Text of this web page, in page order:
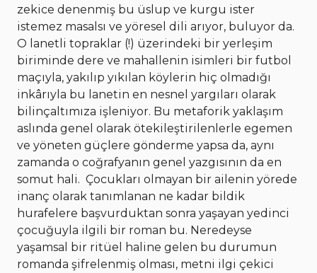
zekice denenmiş bu üslup ve kurgu ister
istemez masalsı ve yöresel dili arıyor, buluyor da.
O lanetli topraklar (!) üzerindeki bir yerleşim
biriminde dere ve mahallenin isimleri bir futbol
maçıyla, yakılıp yıkılan köylerin hiç olmadığı
inkârıyla bu lanetin en nesnel yargıları olarak
bilinçaltımıza işleniyor. Bu metaforik yaklaşım
aslında genel olarak ötekileştirilenlerle egemen
ve yöneten güçlere gönderme yapsa da, aynı
zamanda o coğrafyanın genel yazgısının da en
somut hali. Çocukları olmayan bir ailenin yörede
inanç olarak tanımlanan ne kadar bildik
hurafelere başvurduktan sonra yaşayan yedinci
çocuğuyla ilgili bir roman bu. Neredeyse
yaşamsal bir ritüel haline gelen bu durumun
romanda şifrelenmiş olması, metni ilgi çekici